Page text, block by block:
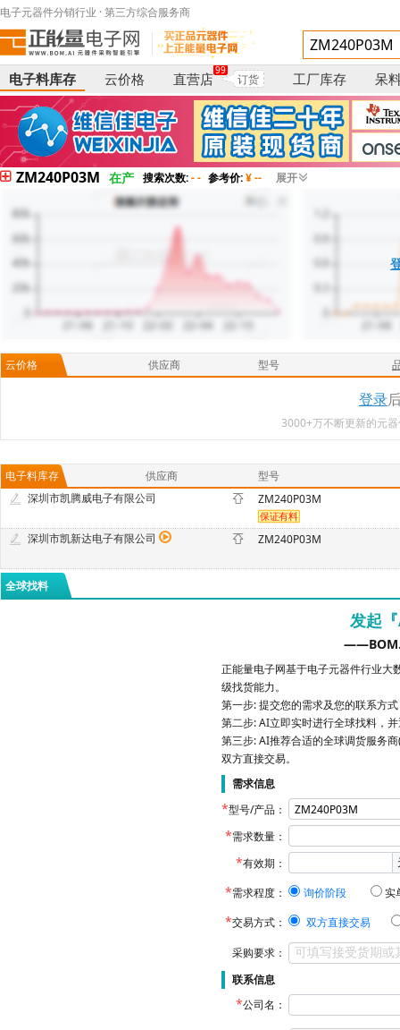
电子元器件分销行业 · 第三方综合服务商
电子料库存 云价格 直营店
99
订货 工厂库存 呆
ZM240P03M 在产 搜索次数:- - 参考价:¥ -- 展开
云价格 供应商 型号
登录
3000+万不断更新的元
电子料库存 供应商
型号
深圳市凯腾威电子有限公司
ZM240P03M
深圳市凯新达电子有限公司 ZM240P03M
全球找料
发起
正能量电子网基于电子元器件行业大
级找货能力。
第一步: 提交您的需求及您的联系方
第二步: AI立即实时进行全球找料，
第三步: AI推荐合适的全球调货服务
双方直接交易。
需求信息
型号/产品：
需求数量：
有效期：
需求程度：
询价阶段
实
交易方式：
双方直接交易
采购要求：
联系信息
公司名：